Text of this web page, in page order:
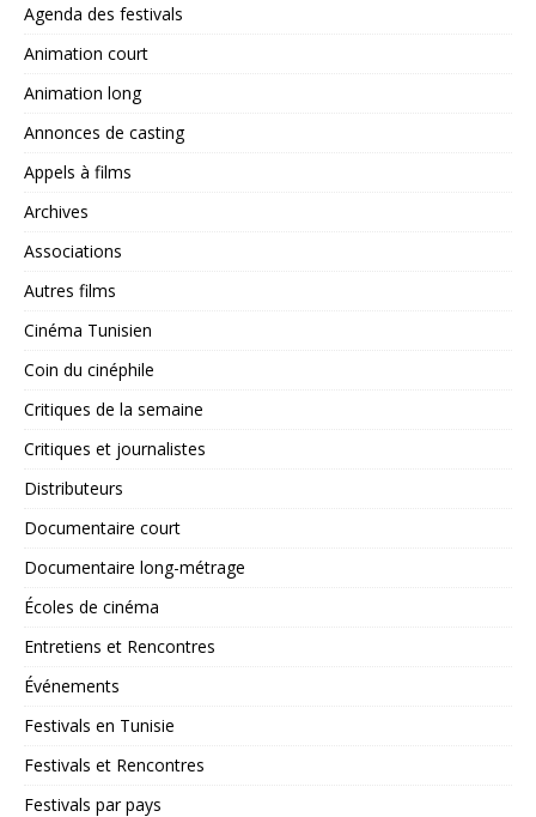
Agenda des festivals
Animation court
Animation long
Annonces de casting
Appels à films
Archives
Associations
Autres films
Cinéma Tunisien
Coin du cinéphile
Critiques de la semaine
Critiques et journalistes
Distributeurs
Documentaire court
Documentaire long-métrage
Écoles de cinéma
Entretiens et Rencontres
Événements
Festivals en Tunisie
Festivals et Rencontres
Festivals par pays